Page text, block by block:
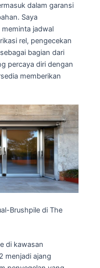
dalam garansi
Saya
jadwal
rel, pengecekan
bagian dari
percaya diri dengan
memberikan
Brushpile di The
di kawasan
menjadi ajang